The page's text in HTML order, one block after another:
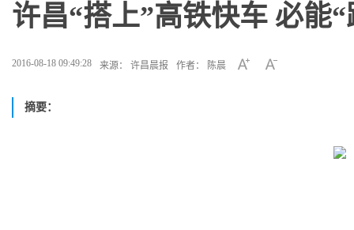
许昌“搭上”高铁快车 必能
2016-08-18 09:49:28 来源： 许昌晨报 作者： 陈晨
摘要：